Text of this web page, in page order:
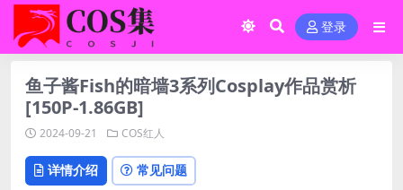
登录
鱼子酱Fish的暗墙3系列Cosplay作品赏析
[150P-1.86GB]
2024-09-21 COS红人
详情介绍 常见问题